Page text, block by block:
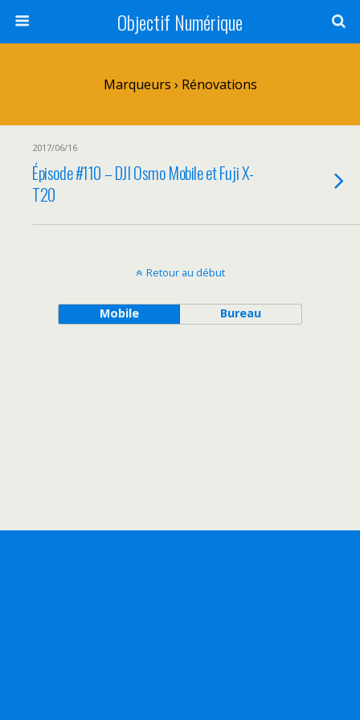
Objectif Numérique
Marqueurs › Rénovations
2017/06/16
Épisode #110 – DJI Osmo Mobile et Fuji X-
T20
Retour au début
Mobile Bureau